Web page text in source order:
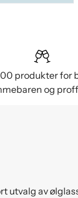
produkter for
og
utvalg av